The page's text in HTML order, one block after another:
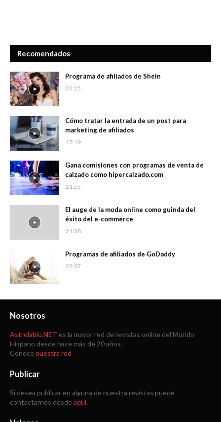
Recomendados
Programa de afiliados de Shein
22:25
Cómo tratar la entrada de un post para
marketing de afiliados
17:19
Gana comisiones con programas de venta de
calzado como hipercalzado.com
21:55
El auge de la moda online como guinda del
éxito del e-commerce
21:38
Programas de afiliados de GoDaddy
22:37
Nosotros
Astrolabio.NET es la mayor red de revistas online del Mundo
Hispano desde hace más de 20 años.
Conoce nuestra red
Publicar
Si desea publicar en alguna de nuestra revistas puede
contactarnos desde aquí.